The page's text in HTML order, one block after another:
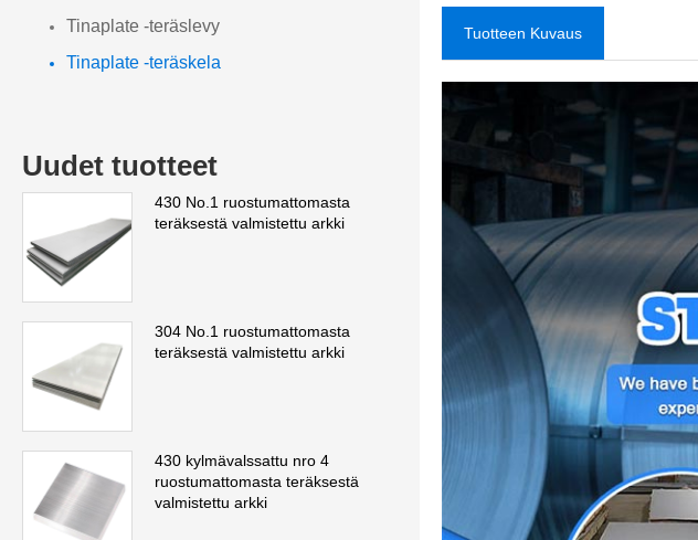
Tinaplate -teräslevy
Tinaplate -teräskela
Uudet tuotteet
430 No.1 ruostumattomasta
teräksestä valmistettu arkki
304 No.1 ruostumattomasta
teräksestä valmistettu arkki
430 kylmävalssattu nro 4
ruostumattomasta teräksestä
valmistettu arkki
Tuotteen Kuvaus